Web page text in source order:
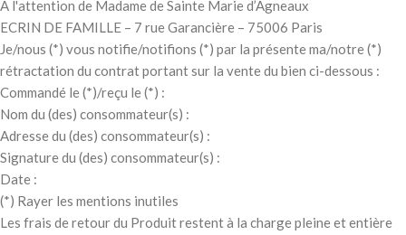
À l'attention de Madame de Sainte Marie d’Agneaux
ECRIN DE FAMILLE – 7 rue Garancière – 75006 Paris
Je/nous (*) vous notifie/notifions (*) par la présente ma/notre (*)
rétractation du contrat portant sur la vente du bien ci-dessous :
Commandé le (*)/reçu le (*) :
Nom du (des) consommateur(s) :
Adresse du (des) consommateur(s) :
Signature du (des) consommateur(s) :
Date :
(*) Rayer les mentions inutiles
Les frais de retour du Produit restent à la charge pleine et entière